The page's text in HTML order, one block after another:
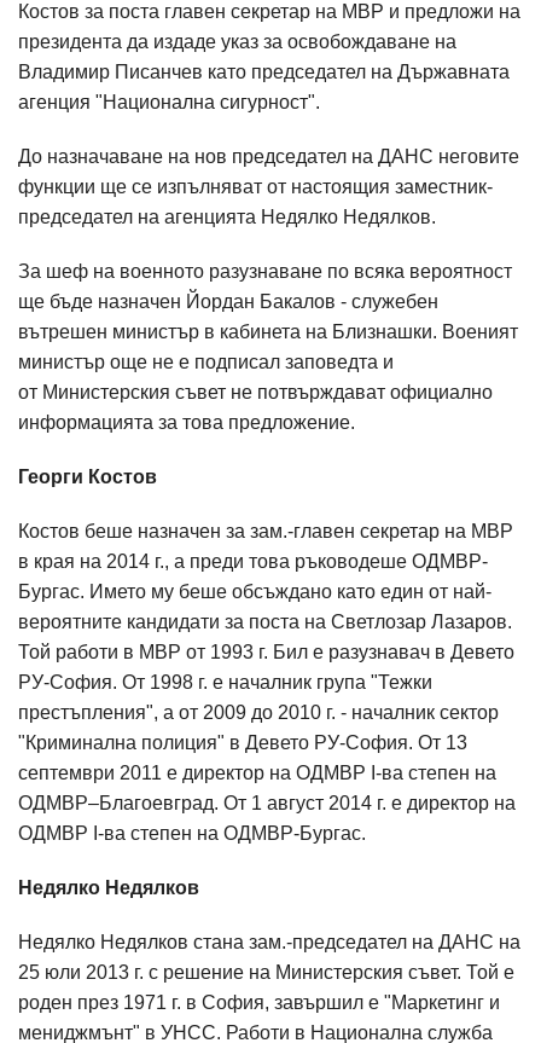
Костов за поста главен секретар на МВР и предложи на
президента да издаде указ за освобождаване на
Владимир Писанчев като председател на Държавната
агенция "Национална сигурност".
До назначаване на нов председател на ДАНС неговите
функции ще се изпълняват от настоящия заместник-
председател на агенцията Недялко Недялков.
За шеф на военното разузнаване по всяка вероятност
ще бъде назначен Йордан Бакалов - служебен
вътрешен министър в кабинета на Близнашки. Военият
министър още не е подписал заповедта и
от Министерския съвет не потвърждават официално
информацията за това предложение.
Георги Костов
Костов беше назначен за зам.-главен секретар на МВР
в края на 2014 г., а преди това ръководеше ОДМВР-
Бургас. Името му беше обсъждано като един от най-
вероятните кандидати за поста на Светлозар Лазаров.
Той работи в МВР от 1993 г. Бил е разузнавач в Девето
РУ-София. От 1998 г. е началник група "Тежки
престъпления", а от 2009 до 2010 г. - началник сектор
"Криминална полиция" в Девето РУ-София. От 13
септември 2011 е директор на ОДМВР I-ва степен на
ОДМВР–Благоевград. От 1 август 2014 г. е директор на
ОДМВР I-ва степен на ОДМВР-Бургас.
Недялко Недялков
Недялко Недялков стана зам.-председател на ДАНС на
25 юли 2013 г. с решение на Министерския съвет. Той е
роден през 1971 г. в София, завършил е "Маркетинг и
мениджмънт" в УНСС. Работи в Национална служба